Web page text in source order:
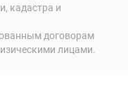
кадастра и
договорам
лицами.